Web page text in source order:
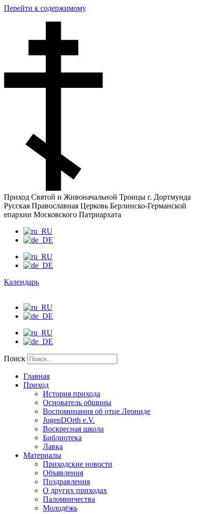
Перейти к содержимому
Приход Святой и Живоначальной Троицы г. Дортмунда
Русская Православная Церковь Берлинско-Германской
епархии Московского Патриархата
Календарь
Поиск
Главная
Приход
История прихода
Основатель общины
Воспоминания об отце Леониде
JugenDOrth e.V.
Воскресная школа
Библиотека
Лавка
Материалы
Приходские новости
Объявления
Поздравления
О других приходах
Паломничества
Молодёжь